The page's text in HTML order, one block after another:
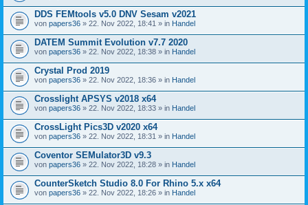
DDS FEMtools v5.0 DNV Sesam v2021
von papers36 » 22. Nov 2022, 18:41 » in Handel
DATEM Summit Evolution v7.7 2020
von papers36 » 22. Nov 2022, 18:38 » in Handel
Crystal Prod 2019
von papers36 » 22. Nov 2022, 18:36 » in Handel
Crosslight APSYS v2018 x64
von papers36 » 22. Nov 2022, 18:33 » in Handel
CrossLight Pics3D v2020 x64
von papers36 » 22. Nov 2022, 18:31 » in Handel
Coventor SEMulator3D v9.3
von papers36 » 22. Nov 2022, 18:28 » in Handel
CounterSketch Studio 8.0 For Rhino 5.x x64
von papers36 » 22. Nov 2022, 18:26 » in Handel